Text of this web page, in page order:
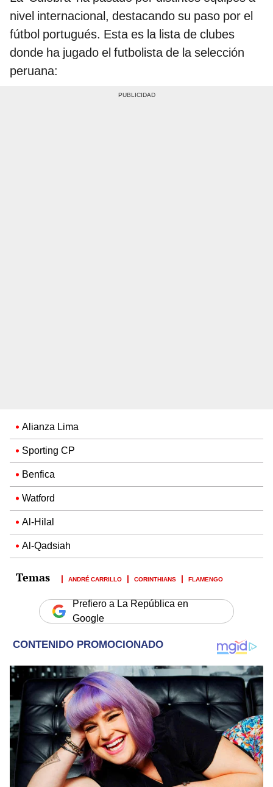
nivel internacional, destacando su paso por el
fútbol portugués. Esta es la lista de clubes
donde ha jugado el futbolista de la selección
peruana:
Alianza Lima
Sporting CP
Benfica
Watford
Al-Hilal
Al-Qadsiah
ANDRÉ CARRILLO CORINTHIANS FLAMENGO
Prefiero a La República en
Google